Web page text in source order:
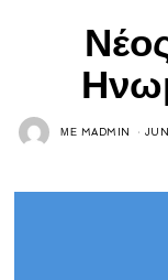
ΜΕ MADMIN